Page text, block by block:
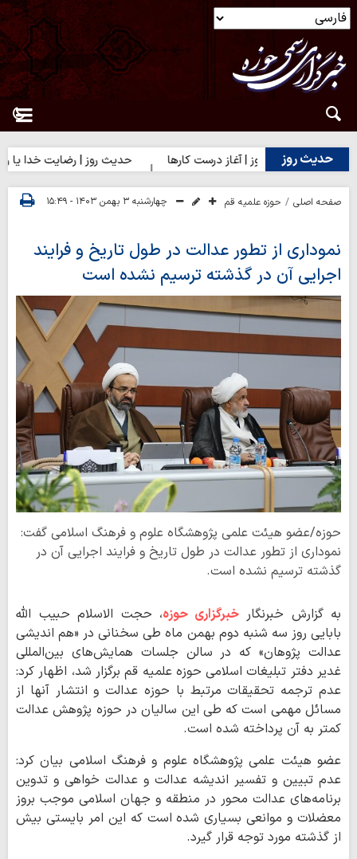
حدیث روز
حدیث روز | آغاز درست کارها حدیث روز | رضایت خدا یا رضایت
صفحه اصلی حوزه علمیه قم چهارشنبه ۳ بهمن ۱۴۰۳ - ۱۵:۴۹
نموداری از تطور عدالت در طول تاریخ و فرایند
اجرایی آن در گذشته ترسیم نشده است
حوزه/عضو هیئت علمی پژوهشگاه علوم و فرهنگ اسلامی گفت:
نموداری از تطور عدالت در طول تاریخ و فرایند اجرایی آن در
گذشته ترسیم نشده است.
به گزارش خبرنگارخبرگزاری حوزه، حجت الاسلام حبیب الله
بابایی روز سه شنبه دوم بهمن ماه طی سخنانی در «هم اندیشی
عدالت پژوهان» که در سالن جلسات همایش‌های بین‌المللی
غدیر دفتر تبلیغات اسلامی حوزه علمیه قم برگزار شد، اظهار کرد:
عدم ترجمه تحقیقات مرتبط با حوزه عدالت و انتشار آنها از
مسائل مهمی است که طی این سالیان در حوزه پژوهش عدالت
کمتر به آن پرداخته شده است.
عضو هیئت علمی پژوهشگاه علوم و فرهنگ اسلامی بیان کرد:
عدم تبیین و تفسیر اندیشه عدالت و عدالت خواهی و تدوین
برنامه‌های عدالت محور در منطقه و جهان اسلامی موجب بروز
معضلات و موانعی بسیاری شده است که این امر بایستی بیش
از گذشته مورد توجه قرار گیرد.